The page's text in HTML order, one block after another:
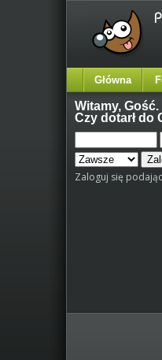
Główna
Witamy,Gość.
Czy dotarł do
Zaloguj się